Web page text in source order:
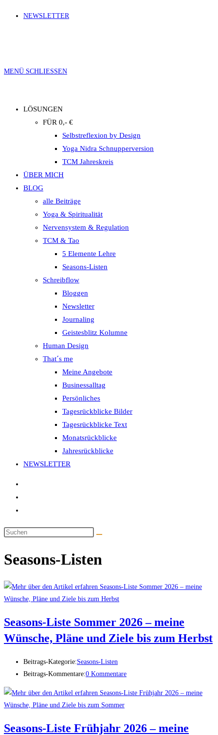
NEWSLETTER
MENÜ SCHLIESSEN
LÖSUNGEN
FÜR 0,- €
Selbstreflexion by Design
Yoga Nidra Schnupperversion
TCM Jahreskreis
ÜBER MICH
BLOG
alle Beiträge
Yoga & Spiritualität
Nervensystem & Regulation
TCM & Tao
5 Elemente Lehre
Seasons-Listen
Schreibflow
Bloggen
Newsletter
Journaling
Geistesblitz Kolumne
Human Design
That´s me
Meine Angebote
Businessalltag
Persönliches
Tagesrückblicke Bilder
Tagesrückblicke Text
Monatsrückblicke
Jahresrückblicke
NEWSLETTER
Seasons-Listen
Seasons-Liste Sommer 2026 – meine
Wünsche, Pläne und Ziele bis zum Herbst
Beitrags-Kategorie:Seasons-Listen
Beitrags-Kommentare:0 Kommentare
Seasons-Liste Frühjahr 2026 – meine